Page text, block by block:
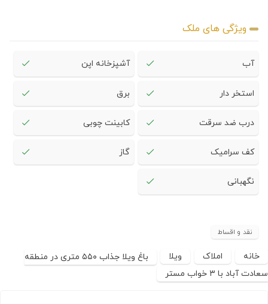
ویژگی های ملک
آب آشپزخانه اپن
استخر دار برق
درب ضد سرقت کابینت چوبی
کف سرامیک گاز
نگهبانی
نقد و اقساط
خانه املاک ویلا
باغ ویلا جذاب ۵۵۰ متری در منطقه
سعادت آباد با ۳ خواب مستر